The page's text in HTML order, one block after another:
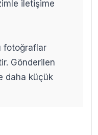
iletişime
fotoğraflar
Gönderilen
daha küçük